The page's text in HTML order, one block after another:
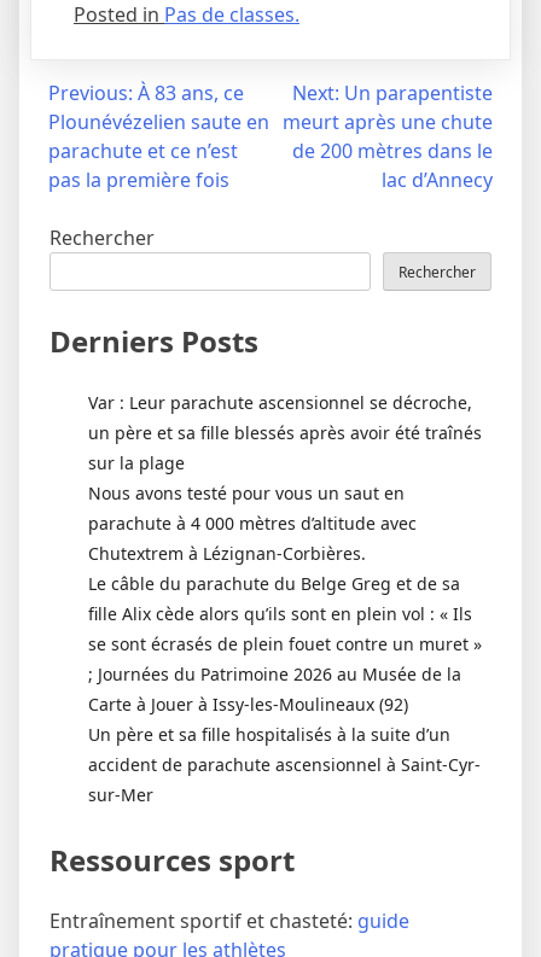
Posted in Pas de classes.
Navigation
l’article
Previous: À 83 ans, ce
Plounévézelien saute en
parachute et ce n’est
pas la première fois
Next: Un parapentiste
meurt après une chute
de 200 mètres dans le
lac d’Annecy
Rechercher
Rechercher
Derniers Posts
Var : Leur parachute ascensionnel se décroche,
un père et sa fille blessés après avoir été traînés
sur la plage
Nous avons testé pour vous un saut en
parachute à 4 000 mètres d’altitude avec
Chutextrem à Lézignan-Corbières.
Le câble du parachute du Belge Greg et de sa
fille Alix cède alors qu’ils sont en plein vol : « Ils
se sont écrasés de plein fouet contre un muret »
; Journées du Patrimoine 2026 au Musée de la
Carte à Jouer à Issy-les-Moulineaux (92)
Un père et sa fille hospitalisés à la suite d’un
accident de parachute ascensionnel à Saint-Cyr-
sur-Mer
Ressources sport
Entraînement sportif et chasteté: guide
pratique pour les athlètes